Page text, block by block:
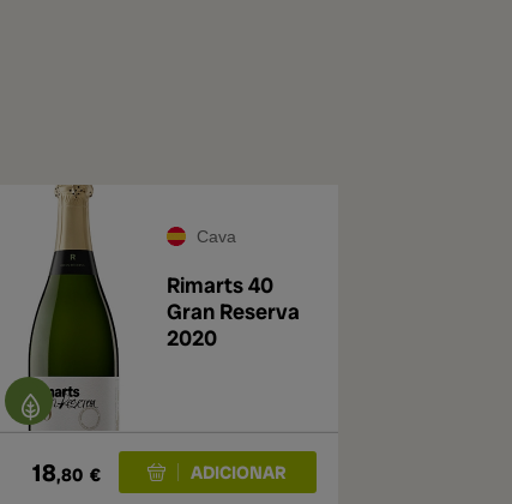
Cava
Rimarts 40
Gran Reserva
2020
18,80 €